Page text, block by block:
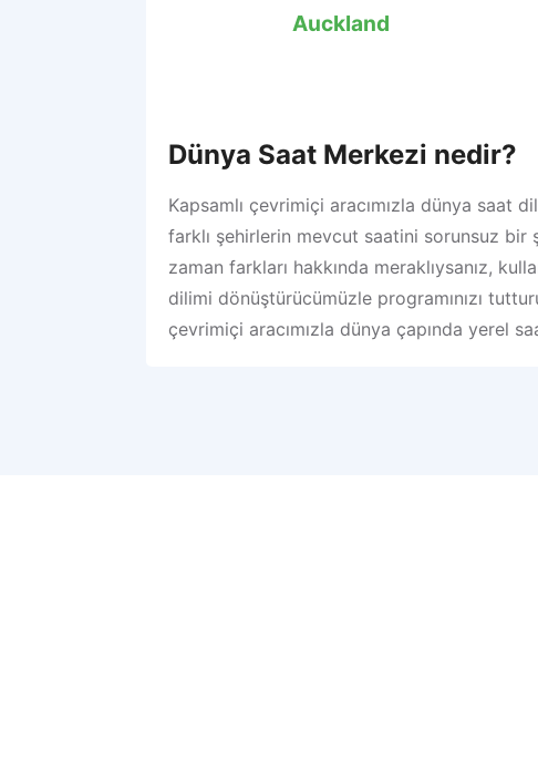
Auckland
Dünya Saat Merkezi nedir?
Kapsamlı çevrimiçi aracımızla dünya saat
farklı şehirlerin mevcut saatini sorunsuz
zaman farkları hakkında meraklıysanız,
dilimi dönüştürücümüzle programınızı
çevrimiçi aracımızla dünya çapında yerel